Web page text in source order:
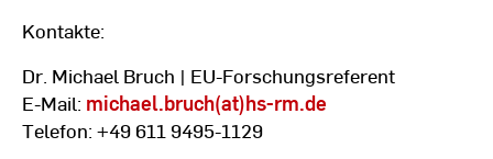
Kontakte:
Dr. Michael Bruch | EU-Forschungsreferent
E-Mail: michael.bruch(at)hs-rm.de
Telefon: +49 611 9495-1129